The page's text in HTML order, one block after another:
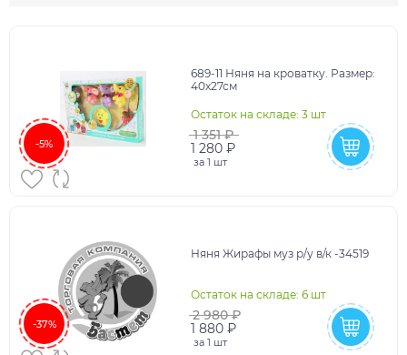
-5%
689-11 Няня на кроватку. Размер:
40х27см
Остаток на складе: 3 шт
1 351 ₽
1 280 ₽
за 1 шт
-37%
Няня Жирафы муз р/у в/к -34519
Остаток на складе: 6 шт
2 980 ₽
1 880 ₽
за 1 шт